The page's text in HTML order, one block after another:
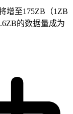
增至175ZB（1ZB
的数据量成为